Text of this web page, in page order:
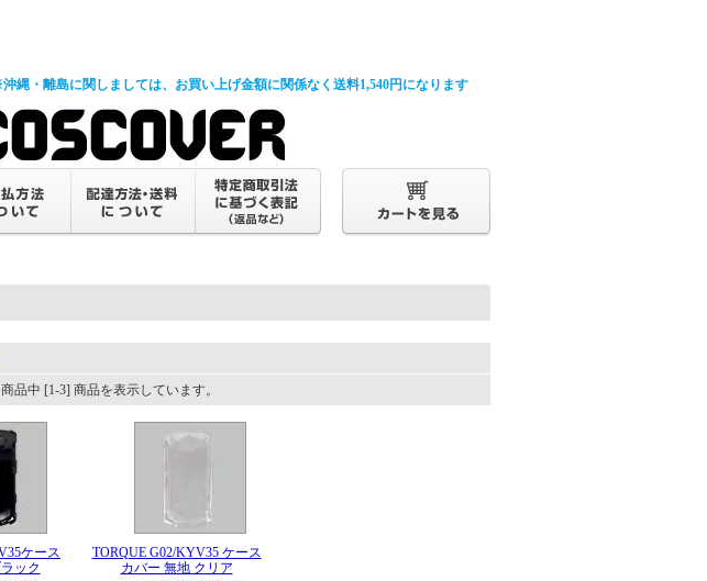
縄・離島に関しましては、お買い上げ金額に関係なく送料1,540円になります
品中 [1-3] 商品を表示しています。
ケース
ック
TORQUE G02/KYV35 ケース
カバー 無地 クリア